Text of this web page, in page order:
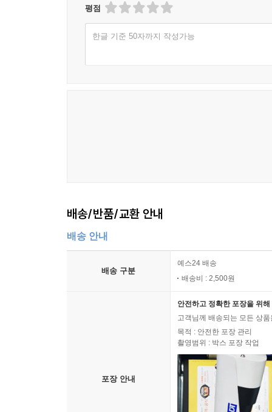
평점
한글 기준 50자까지 작성가능
배송/반품/교환 안내
배송 안내
배송 구분
예스24 배송
배송비 : 2,500원
포장 안내
안전하고 정확한 포장을 위
고객님께 배송되는 모든 상
목적 : 안전한 포장 관리
촬영범위 : 박스 포장 작업